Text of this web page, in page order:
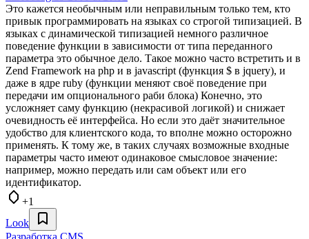
Это кажется необычным или неправильным только тем, кто
привык программировать на языках со строгой типизацией. В
языках с динамической типизацией немного различное
поведение функции в зависимости от типа переданного
параметра это обычное дело. Такое можно часто встретить и в
Zend Framework на php и в javascript (функция $ в jquery), и
даже в ядре ruby (функции меняют своё поведение при
передачи им опционального раби блока) Конечно, это
усложняет саму функцию (некрасивой логикой) и снижает
очевидность её интерфейса. Но если это даёт значительное
удобство для клиентского кода, то вполне можно осторожно
применять. К тому же, в таких случаях возможные входные
параметры часто имеют одинаковое смысловое значение:
например, можно передать или сам объект или его
идентификатор.
+1
Look
Разработка CMS